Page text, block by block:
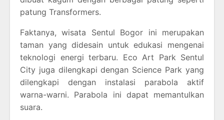
patung Transformers.
Faktanya, wisata Sentul Bogor ini merupakan
taman yang didesain untuk edukasi mengenai
teknologi energi terbaru. Eco Art Park Sentul
City juga dilengkapi dengan Science Park yang
dilengkapi dengan instalasi parabola aktif
warna-warni. Parabola ini dapat memantulkan
suara.